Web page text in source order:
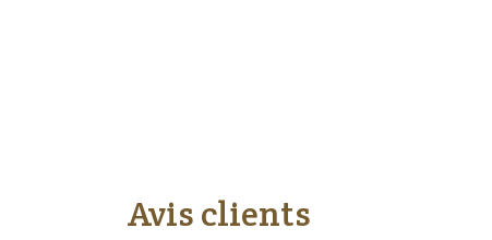
Avis clients